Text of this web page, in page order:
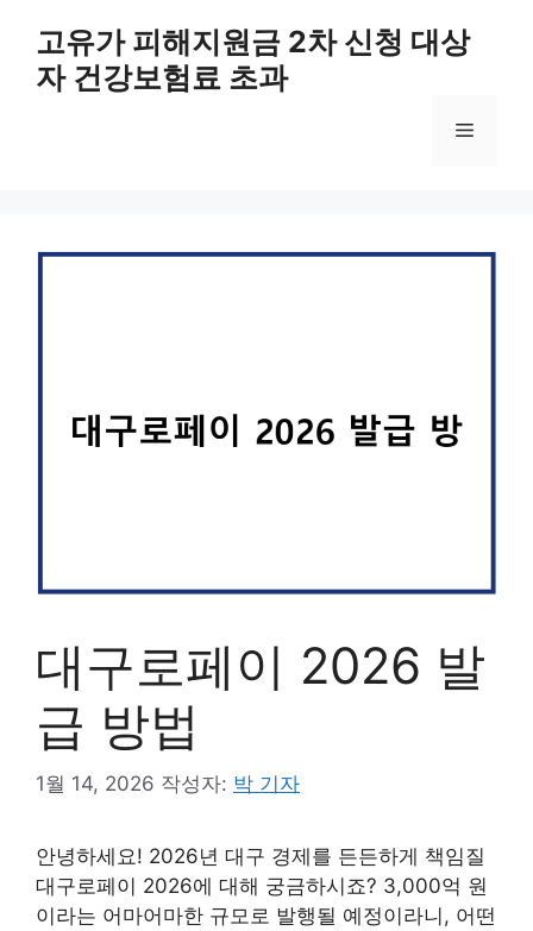
고유가 피해지원금 2차 신청 대상
자 건강보험료 초과
메
대구로페이 2026 발
급 방법
1월 14, 2026 작성자: 박 기자
안녕하세요! 2026년 대구 경제를 든든하게 책임질
대구로페이 2026에 대해 궁금하시죠? 3,000억 원
이라는 어마어마한 규모로 발행될 예정이라니, 어떤